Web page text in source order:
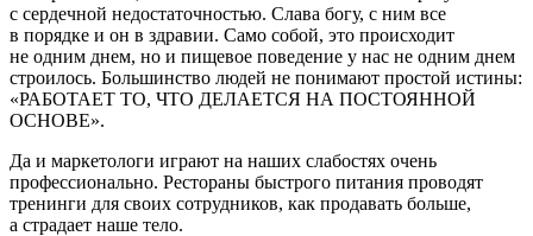
с сердечной недостаточностью. Слава богу, с ним все
в порядке и он в здравии. Само собой, это происходит
не одним днем, но и пищевое поведение у нас не одним днем
строилось. Большинство людей не понимают простой истины:
«РАБОТАЕТ ТО, ЧТО ДЕЛАЕТСЯ НА ПОСТОЯННОЙ
ОСНОВЕ».
Да и маркетологи играют на наших слабостях очень
профессионально. Рестораны быстрого питания проводят
тренинги для своих сотрудников, как продавать больше,
а страдает наше тело.